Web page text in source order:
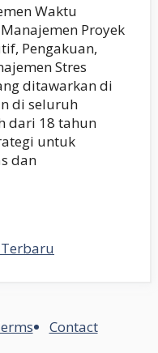
Waktu
Proyek
Pengakuan,
Stres
ditawarkan di
di seluruh
dari 18 tahun
untuk
dan
Contact